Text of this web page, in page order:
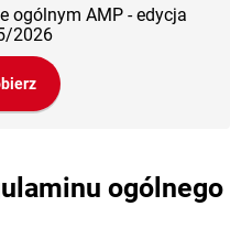
ogólnym AMP - edycja
2026
ogólnego